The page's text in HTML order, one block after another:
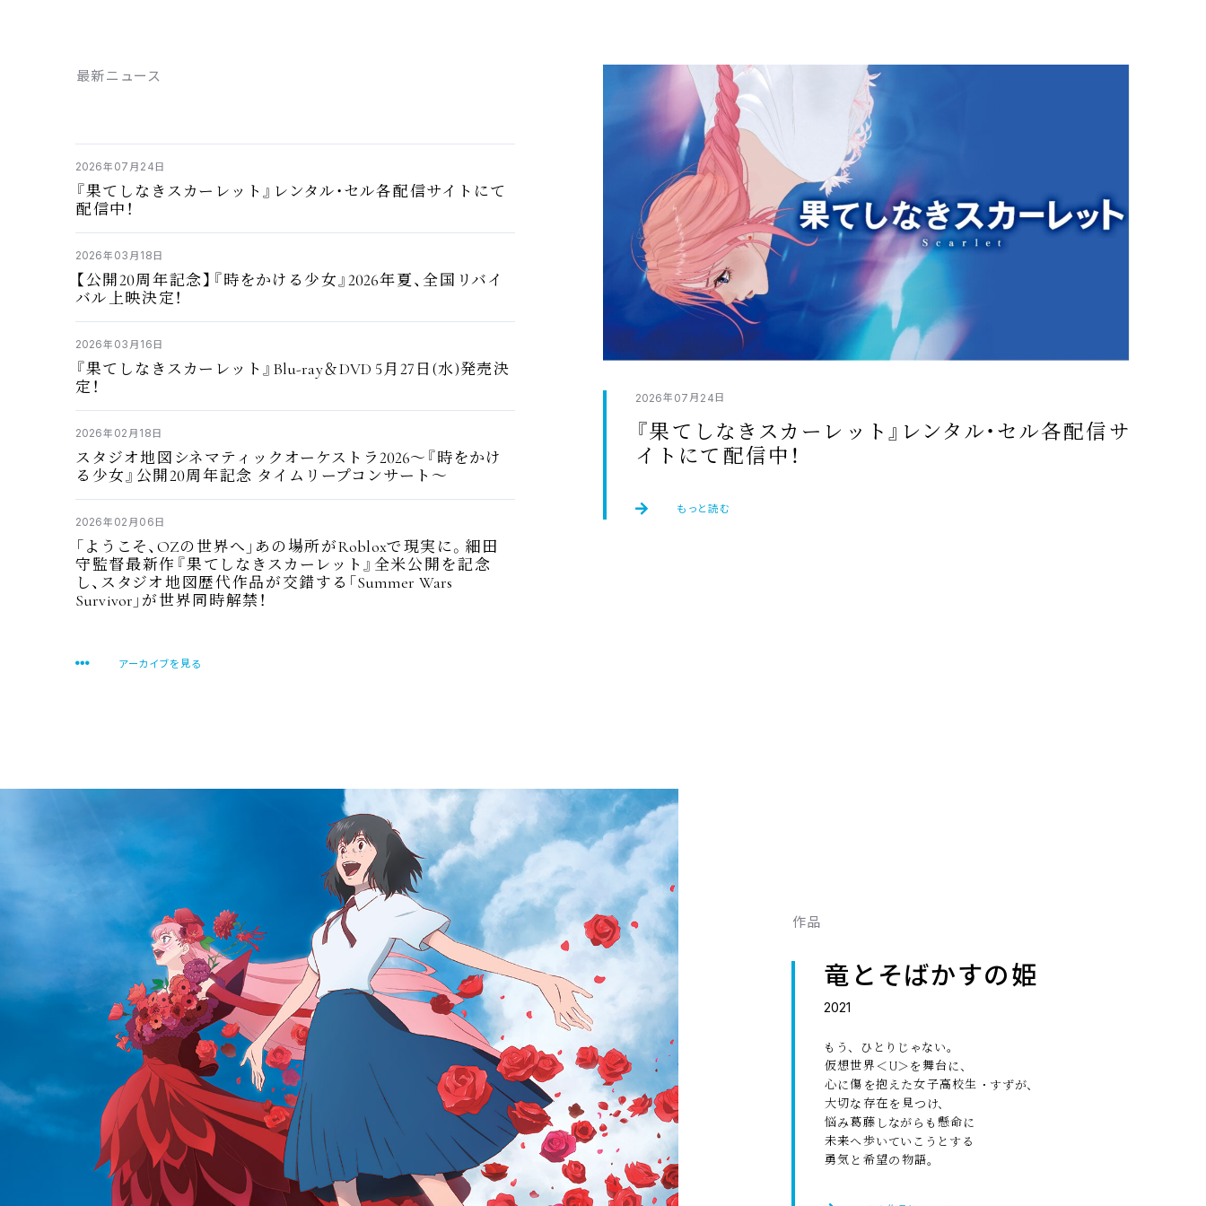
2026年 07 月 24 日
『果てしなきスカーレット』レンタル・セル各配信サ
イトにて 配信中 ！
もっと読 む
最新ニュース
2026年 07 月 24 日
『果てしなきスカーレット』レンタル・セル各配信サイトにて
配信中 ！
2026年 03 月 18 日
【公開20周年記念】『時をかける 少女』2026年夏、 全国 リバイ
バル 上映決定！
2026年 03 月 16 日
『果てしなきスカーレット』 Blu-ray＆DVD 5月 27 日 (水)発売決
定 ！
2026年 02 月 18 日
スタジオ地図 シネマティックオーケストラ2026〜『時をかけ
る 少女』 公開20周年記念 タイムリープコンサート〜
2026年 02 月 06 日
「ようこそ、OZの世界へ」あの場所がRobloxで現実 に。 細田
守監督最新作 『果てしなきスカーレット』 全米公開 を記念
し、スタジオ地図歴代作品が交錯する「Summer Wars
Survivor 」が世界同時解禁 ！
アーカイブを 見る
作品
竜 とそばかすの姫
2021
もう、ひとりじゃない。
仮想世界＜U＞を舞台 に、
心に傷 を抱えた女子高校生 ・すずが、
大切な 存在を 見つけ、
悩み葛藤 しながらも 懸命に
未来へ歩いていこうとする
勇気 と 希望の物語。